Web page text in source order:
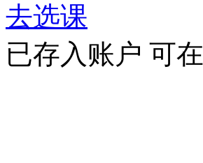
去选课
已存入账户 可在